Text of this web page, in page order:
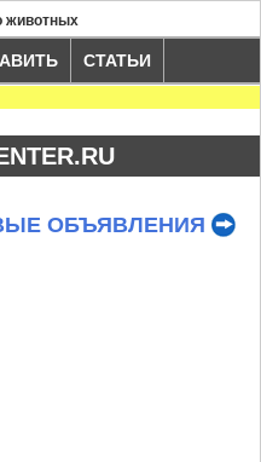
животных
СТАТЬИ
ОБЪЯВЛЕНИЯ